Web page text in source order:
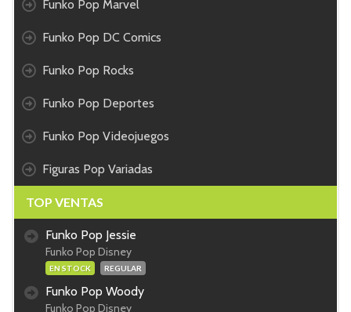
Funko Pop Marvel
Funko Pop DC Comics
Funko Pop Rocks
Funko Pop Deportes
Funko Pop Videojuegos
Figuras Pop Variadas
TOP VENTAS
Funko Pop Jessie
Funko Pop Disney
EN STOCK REGULAR
Funko Pop Woody
Funko Pop Disney